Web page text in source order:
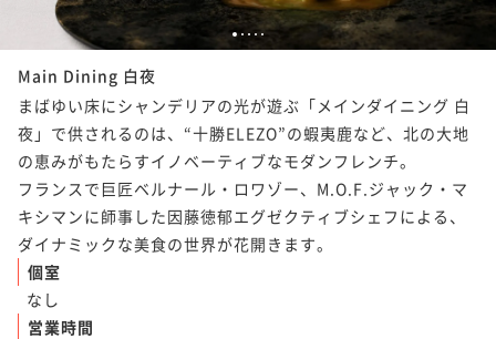
1 2 3 45
Main Dining 白夜
まばゆい床にシャンデリアの光が遊ぶ「メインダイニング 白
夜」で供されるのは、“十勝ELEZO”の蝦夷鹿など、北の大地
の恵みがもたらすイノベーティブなモダンフレンチ。
フランスで巨匠ベルナール・ロワゾー、M.O.F.ジャック・マ
キシマンに師事した因藤徳郁エグゼクティブシェフによる、
ダイナミックな美食の世界が花開きます。
個室
なし
営業時間